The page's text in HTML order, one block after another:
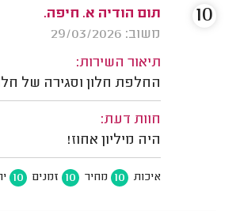
תום הודיה א. חיפה.
משוב: 29/03/2026
תיאור השירות:
החלפת חלון וסגירה של
חוות דעת:
היה מיליון אחוז!
איכות 10 מחיר 10 זמנים 10
10